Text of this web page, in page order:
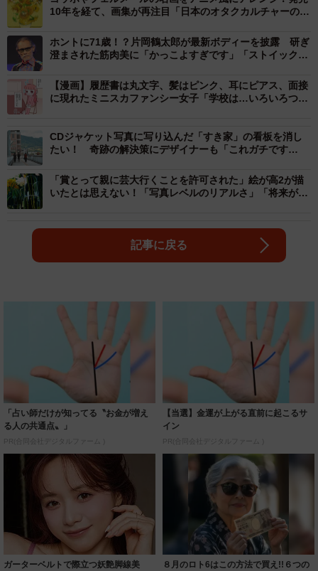
10年を経て、画集が再注目「日本のオタクカルチャーの凄
ホントに71歳！？片岡鶴太郎が最新ボディーを披露 研ぎ
澄まされた筋肉美に「かっこよすぎです」「ストイックに
【漫画】履歴書は丸文字、髪はピンク、耳にピアス、面接
に現れたミニスカファンシー女子「学校は…いろいろつら
CDジャケット写真に写り込んだ「すき家」の看板を消し
たい！ 奇跡の解決策にデザイナーも「これガチです
「賞とって親に芸大行くことを許可された」絵が高2が描
いたとは思えない！「写真レベルのリアルさ」「将来が楽
記事に戻る
「占い師だけが知ってる〝お金が増え
る人の共通点〟」
PR(合同会社デジタルファーム )
【当選】金運が上がる直前に起こるサ
イン
PR(合同会社デジタルファーム )
ガーターベルトで際立つ妖艶脚線美
８月のロト6はこの方法で買え!!６つの